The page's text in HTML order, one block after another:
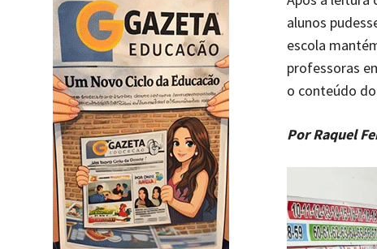
alunos
escola
professoras
o conteúdo
Por Raquel